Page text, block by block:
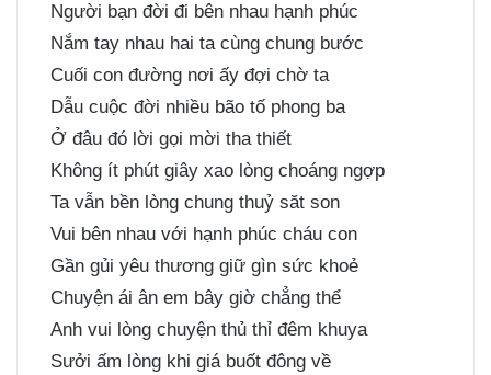
Người bạn đời đi bên nhau hạnh phúc
Nắm tay nhau hai ta cùng chung bước
Cuối con đường nơi ấy đợi chờ ta
Dẫu cuộc đời nhiều bão tố phong ba
Ở đâu đó lời gọi mời tha thiết
Không ít phút giây xao lòng choáng ngợp
Ta vẫn bền lòng chung thuỷ săt son
Vui bên nhau với hạnh phúc cháu con
Gần gủi yêu thương giữ gìn sức khoẻ
Chuyện ái ân em bây giờ chẳng thể
Anh vui lòng chuyện thủ thỉ đêm khuya
Sưởi ấm lòng khi giá buốt đông về